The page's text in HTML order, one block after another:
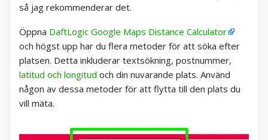
så jag rekommenderar det.
Öppna DaftLogic Google Maps Distance Calculator
och högst upp har du flera metoder för att söka efter
platsen. Detta inkluderar textsökning, postnummer,
latitud och longitud och din nuvarande plats. Använd
någon av dessa metoder för att flytta till den plats du
vill mäta.